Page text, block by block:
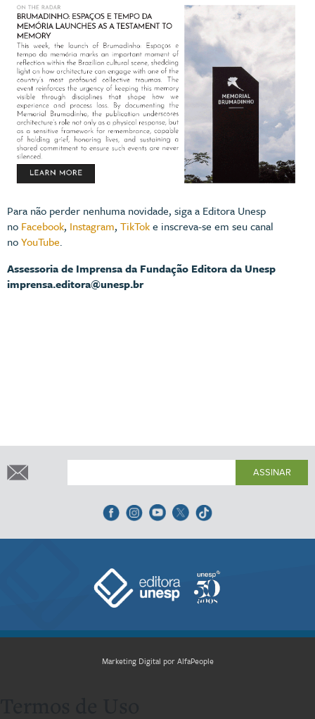
Para não perder nenhuma novidade, siga a Editora Unesp
no Facebook, Instagram, TikToke inscreva-se em seu canal
noYouTube.
Assessoria de Imprensa da Fundação Editora da Unesp
imprensa.editora@unesp.br
ASSINAR
Marketing Digital por AlfaPeople